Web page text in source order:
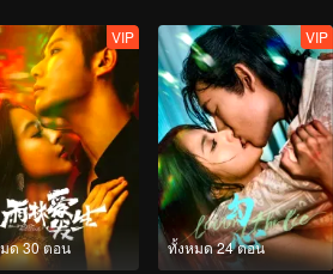
ด 30 ตอน
VIP
ทั้งหมด 24 ตอน
VIP